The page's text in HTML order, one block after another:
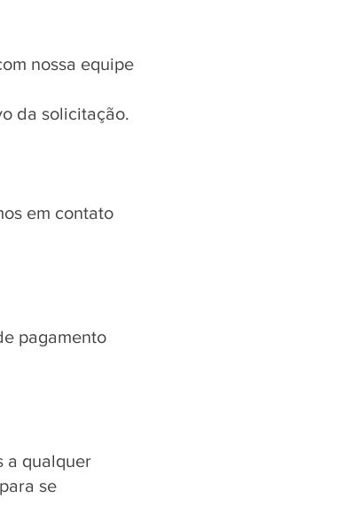
nossa equipe
da solicitação.
em contato
pagamento
a qualquer
se